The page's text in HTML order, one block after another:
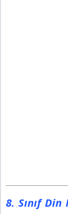
8. Sınıf